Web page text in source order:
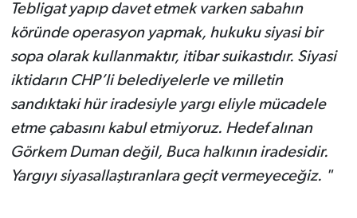
Tebligat yapıp davet etmek varken sabahın
köründe operasyon yapmak, hukuku siyasi bir
sopa olarak kullanmaktır, itibar suikastıdır. Siyasi
iktidarın CHP’li belediyelerle ve milletin
sandıktaki hür iradesiyle yargı eliyle mücadele
etme çabasını kabul etmiyoruz. Hedef alınan
Görkem Duman değil, Buca halkının iradesidir.
Yargıyı siyasallaştıranlara geçit vermeyeceğiz. "